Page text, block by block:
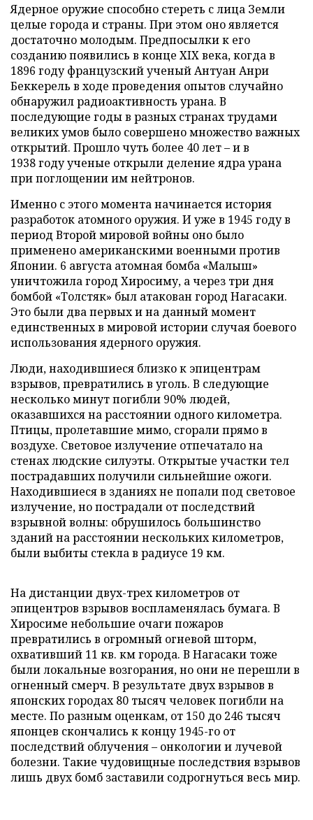
Ядерное оружие способно стереть с лица Земли
целые города и страны. При этом оно является
достаточно молодым. Предпосылки к его
созданию появились в конце XIX века, когда в
1896 году французский ученый Антуан Анри
Беккерель в ходе проведения опытов случайно
обнаружил радиоактивность урана. В
последующие годы в разных странах трудами
великих умов было совершено множество важных
открытий. Прошло чуть более 40 лет – и в
1938 году ученые открыли деление ядра урана
при поглощении им нейтронов.
Именно с этого момента начинается история
разработок атомного оружия. И уже в 1945 году в
период Второй мировой войны оно было
применено американскими военными против
Японии. 6 августа атомная бомба «Малыш»
уничтожила город Хиросиму, а через три дня
бомбой «Толстяк» был атакован город Нагасаки.
Это были два первых и на данный момент
единственных в мировой истории случая боевого
использования ядерного оружия.
Люди, находившиеся близко к эпицентрам
взрывов, превратились в уголь. В следующие
несколько минут погибли 90% людей,
оказавшихся на расстоянии одного километра.
Птицы, пролетавшие мимо, сгорали прямо в
воздухе. Световое излучение отпечатало на
стенах людские силуэты. Открытые участки тел
пострадавших получили сильнейшие ожоги.
Находившиеся в зданиях не попали под световое
излучение, но пострадали от последствий
взрывной волны: обрушилось большинство
зданий на расстоянии нескольких километров,
были выбиты стекла в радиусе 19 км.
На дистанции двух-трех километров от
эпицентров взрывов воспламенялась бумага. В
Хиросиме небольшие очаги пожаров
превратились в огромный огневой шторм,
охвативший 11 кв. км города. В Нагасаки тоже
были локальные возгорания, но они не перешли в
огненный смерч. В результате двух взрывов в
японских городах 80 тысяч человек погибли на
месте. По разным оценкам, от 150 до 246 тысяч
японцев скончались к концу 1945-го от
последствий облучения – онкологии и лучевой
болезни. Такие чудовищные последствия взрывов
лишь двух бомб заставили содрогнуться весь мир.